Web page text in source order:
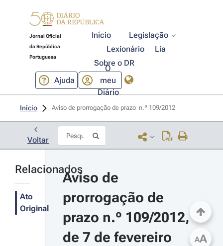
Jornal Oficial
da República
Portuguesa
Início
Legislação
Lexionário
Lia
Sobre o DR
Ajuda
O
meu
Diário
Início Aviso de prorrogação de prazo  n.º 109/2012
Voltar
Relacionados
Ato
Original
Aviso de
prorrogação de
prazo n.º 109/2012,
de 7 de fevereiro
AA